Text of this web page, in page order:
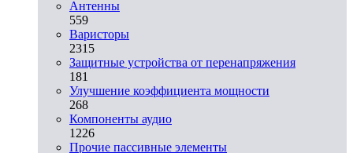
Антенны
559
Варисторы
2315
Защитные устройства от перенапряжения
181
Улучшение коэффициента мощности
268
Компоненты аудио
1226
Прочие пассивные элементы